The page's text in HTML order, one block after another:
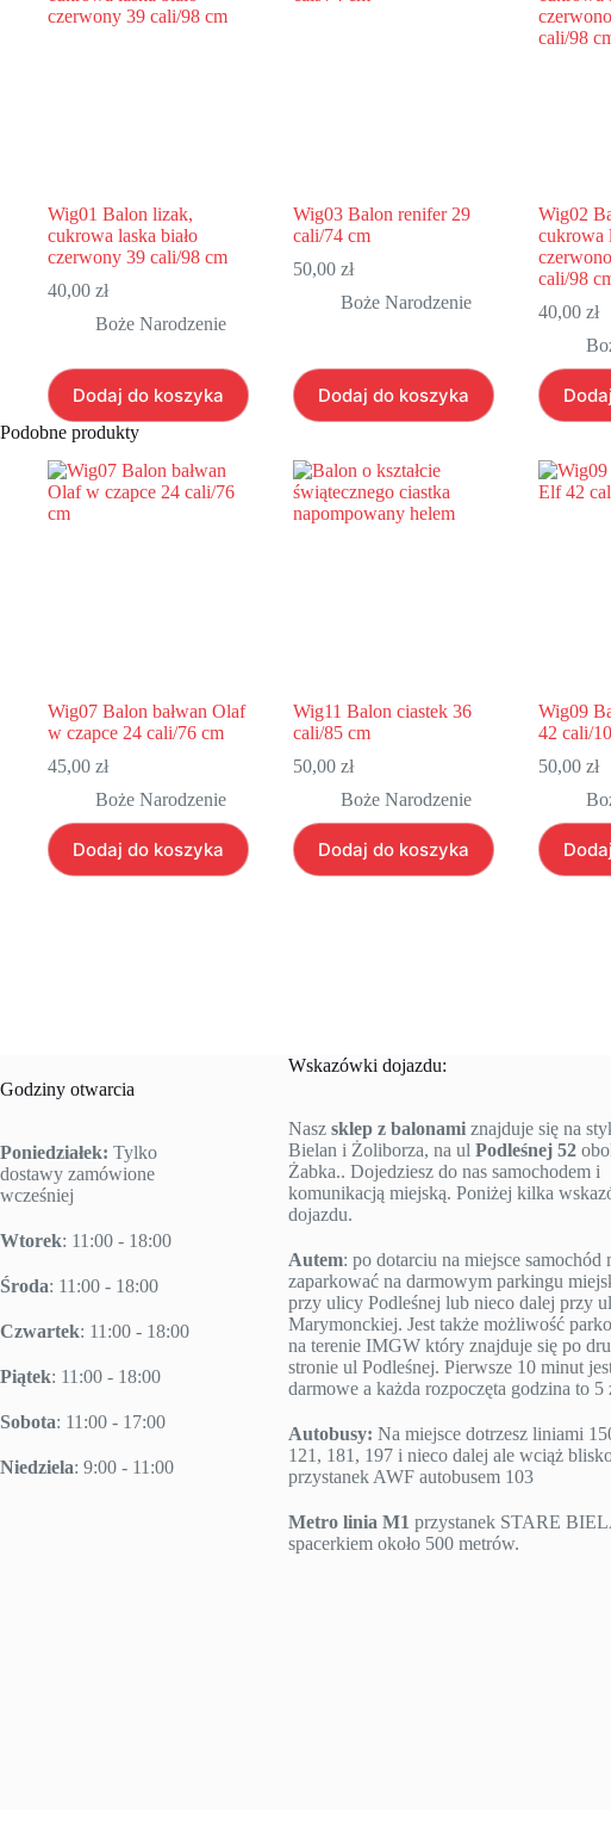
Wig01 Balon lizak,
cukrowa laska biało
czerwony 39 cali/98 cm
40,00 zł
Boże Narodzenie
Dodaj do koszyka
Wig03 Balon renifer 29
cali/74 cm
50,00zł
Boże Narodzenie
Dodaj do koszyka
Wig02
cukrowa
cali/98
40,00zł
Podobne produkty
Wig07 Balon bałwan Olaf
w czapce 24 cali/76 cm
45,00 zł
Boże Narodzenie
Dodaj do koszyka
Wig11 Balon ciastek 36
cali/85 cm
50,00zł
Boże Narodzenie
Dodaj do koszyka
Wig09
42 cali/
50,00zł
Godziny otwarcia
Poniedziałek: Tylko
dostawy zamówione
wcześniej
Wtorek: 11:00 - 18:00
Środa: 11:00 - 18:00
Czwartek: 11:00 - 18:00
Piątek: 11:00 - 18:00
Sobota: 11:00 - 17:00
Niedziela: 9:00 - 11:00
Wskazówki dojazdu:
Nasz sklep z balonamiznajduje się na
Bielan i Żoliborza, na ul Podleśnej 52
Żabka.. Dojedziesz do nas samochodem i
komunikacją miejską. Poniżej kilka
dojazdu.
Autem: po dotarciu na miejsce samochód
zaparkować na darmowym parkingu
przy ulicy Podleśnej lub nieco dalej przy
Marymonckiej. Jest także możliwość
na terenie IMGW który znajduje się po
stronie ul Podleśnej. Pierwsze 10 minut
darmowe a każda rozpoczęta godzina to 5
Autobusy: Na miejsce dotrzesz liniami
121, 181, 197 i nieco dalej ale wciąż
przystanek AWF autobusem 103
Metro linia M1 przystanek STARE
spacerkiem około 500 metrów.